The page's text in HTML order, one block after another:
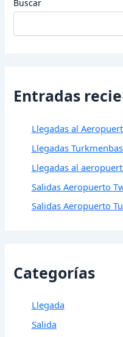
Buscar
Entradas
Llegadas al
Llegadas
Llegadas al
Salidas Aeropuerto
Salidas Aeropuerto
Categorías
Llegada
Salida